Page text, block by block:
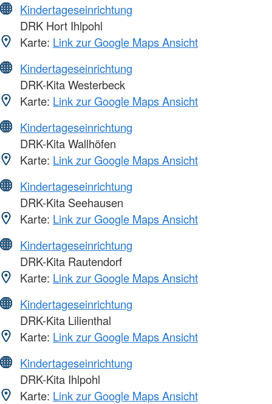
Kindertageseinrichtung
DRK Hort Ihlpohl
Karte: Link zur Google Maps Ansicht
Kindertageseinrichtung
DRK-Kita Westerbeck
Karte: Link zur Google Maps Ansicht
Kindertageseinrichtung
DRK-Kita Wallhöfen
Karte: Link zur Google Maps Ansicht
Kindertageseinrichtung
DRK-Kita Seehausen
Karte: Link zur Google Maps Ansicht
Kindertageseinrichtung
DRK-Kita Rautendorf
Karte: Link zur Google Maps Ansicht
Kindertageseinrichtung
DRK-Kita Lilienthal
Karte: Link zur Google Maps Ansicht
Kindertageseinrichtung
DRK-Kita Ihlpohl
Karte: Link zur Google Maps Ansicht